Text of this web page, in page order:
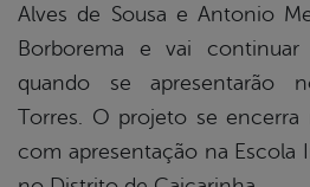
Alves de Sousa e Antonio
Borborema e vai
quando se apresentarão
Torres. O projeto se
com apresentação na Escola